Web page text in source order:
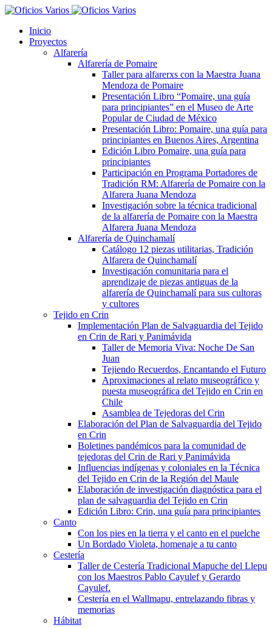
Inicio
Proyectos
Alfarería
Alfarería de Pomaire
Taller para alfarerxs con la Maestra Juana
Mendoza de Pomaire
Presentación Libro “Pomaire, una guía
para principiantes” en el Museo de Arte
Popular de Ciudad de México
Presentación Libro: Pomaire, una guía para
principiantes en Buenos Aires, Argentina
Edición Libro Pomaire, una guía para
principiantes
Participación en Programa Portadores de
Tradición RM: Alfarería de Pomaire con la
Alfarera Juana Mendoza
Investigación sobre la técnica tradicional
de la alfarería de Pomaire con la Maestra
Alfarera Juana Mendoza
Alfarería de Quinchamalí
Catálogo 12 piezas utilitarias, Tradición
Alfarera de Quinchamalí
Investigación comunitaria para el
aprendizaje de piezas antiguas de la
alfarería de Quinchamalí para sus cultoras
y cultores
Tejido en Crin
Implementación Plan de Salvaguardia del Tejido
en Crin de Rari y Panimávida
Taller de Memoria Viva: Noche De San
Juan
Tejiendo Recuerdos, Encantando el Futuro
Aproximaciones al relato museográfico y
puesta museográfica del Tejido en Crin en
Chile
Asamblea de Tejedoras del Crin
Elaboración del Plan de Salvaguardia del Tejido
en Crin
Boletines pandémicos para la comunidad de
tejedoras del Crin de Rari y Panimávida
Influencias indígenas y coloniales en la Técnica
del Tejido en Crin de la Región del Maule
Elaboración de investigación diagnóstica para el
plan de salvaguardia del Tejido en Crin
Edición Libro: Crin, una guía para principiantes
Canto
Con los pies en la tierra y el canto en el puelche
Un Bordado Violeta, homenaje a tu canto
Cestería
Taller de Cestería Tradicional Mapuche del Llepu
con los Maestros Pablo Cayulef y Gerardo
Cayulef.
Cestería en el Wallmapu, entrelazando fibras y
memorias
Hábitat